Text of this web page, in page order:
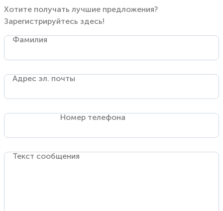
Хотите получать лучшие предложения?
Зарегистрируйтесь здесь!
Фамилия
Адрес эл. почты
Номер телефона
Текст сообщения